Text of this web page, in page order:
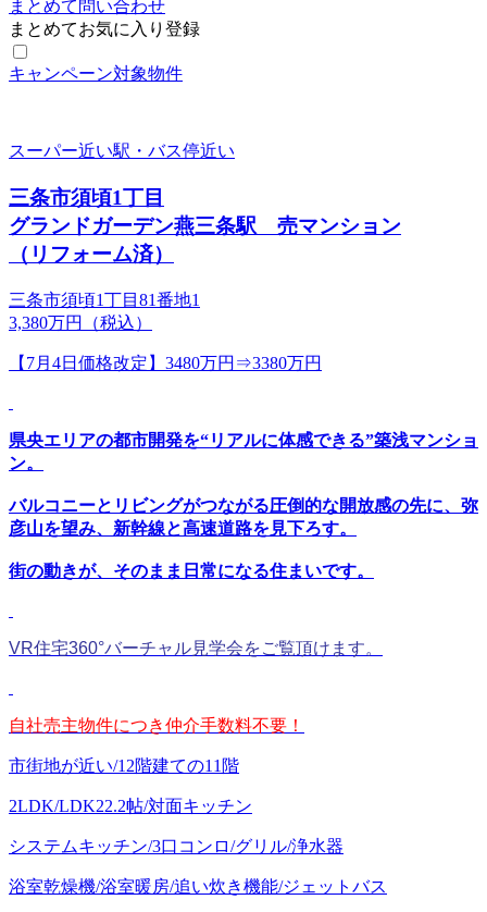
まとめて問い合わせ
まとめてお気に入り登録
キャンペーン対象物件
スーパー近い駅・バス停近い
三条市須頃1丁目
グランドガーデン燕三条駅 売マンション
（リフォーム済）
三条市須頃1丁目81番地1
3,380万円（税込）
【7月4日価格改定】3480万円⇒3380万円
県央エリアの都市開発を“リアルに体感できる”築浅マンショ
ン。
バルコニーとリビングがつながる圧倒的な開放感の先に、弥
彦山を望み、新幹線と高速道路を見下ろす。
街の動きが、そのまま日常になる住まいです。
VR住宅360°バーチャル見学会をご覧頂けます。
自社売主物件につき仲介手数料不要！
市街地が近い/12階建ての11階
2LDK/LDK22.2帖/対面キッチン
システムキッチン/3口コンロ/グリル/浄水器
浴室乾燥機/浴室暖房/追い炊き機能/ジェットバス